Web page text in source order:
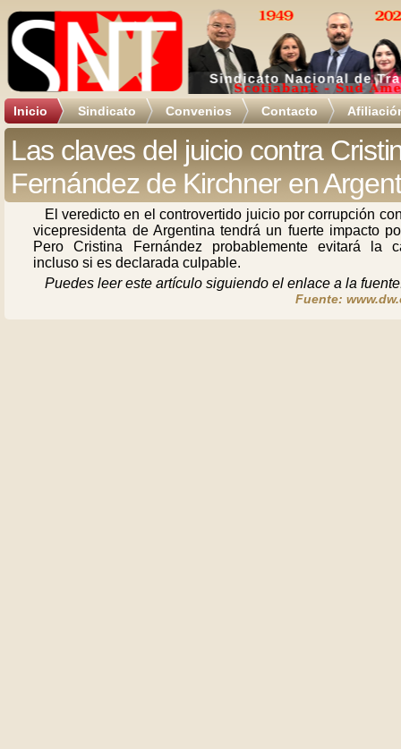
Inicio Sindicato Convenios Contacto
Las claves del juicio contra
Fernández de Kirchner en
El veredicto en el controvertido juicio por corrupción
vicepresidenta de Argentina tendrá un fuerte impacto
Pero Cristina Fernández probablemente evitará la
incluso si es declarada culpable.
Puedes leer este artículo siguiendo el enlace a la
Fuente: